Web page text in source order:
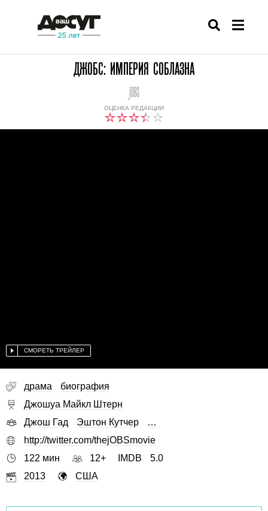
ДЖОБС: ИМПЕРИЯ СОБЛАЗНА
ОЦЕНКА РЕДАКЦИИ
jOBS
СМОРЕТЬ ТРЕЙЛЕР
драма
биография
Джошуа Майкл Штерн
Джош Гад
Эштон Кутчер
…
http://twitter.com/thejOBSmovie
122 мин
12+ IMDB
5.0
2013
США